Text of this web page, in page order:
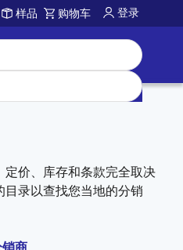
样品 购物车 登录
价、库存和条款完全取决
录以查找您当地的分销